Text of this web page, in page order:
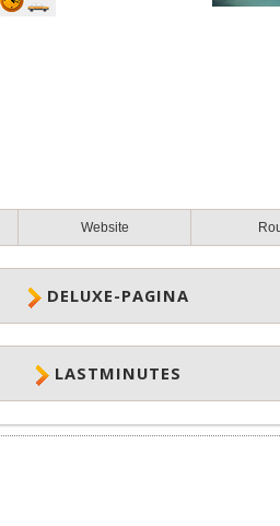
Website
DELUXE-PAGINA
LASTMINUTES